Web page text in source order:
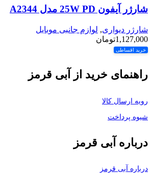
شارژر آیفون 25W PD مدل A2344
شارژر دیواری, لوازم جانبی موبایل
1,127,000تومان
خرید اقساطی
راهنمای خرید از آبی قرمز
رویه ارسال کالا
شیوه پرداخت
درباره آبی قرمز
درباره آبی قرمز